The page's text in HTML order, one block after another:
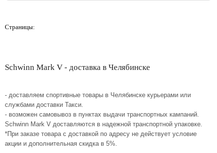
Страницы:
Schwinn Mark V - доставка в Челябинске
- доставляем спортивные товары в Челябинске курьерами или
службами доставки Такси.
- возможен самовывоз в пунктах выдачи транспортных кампаний.
Schwinn Mark V доставляются в надежной транспортной упаковке.
*При заказе товара с доставкой по адресу не действует условие
акции и дополнительная скидка в 5%.